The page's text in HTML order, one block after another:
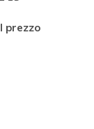
prezzo